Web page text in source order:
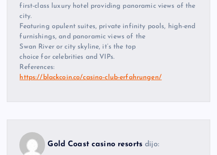
first-class luxury hotel providing panoramic views of the
city.
Featuring opulent suites, private infinity pools, high-end
furnishings, and panoramic views of the
Swan River or city skyline, it’s the top
choice for celebrities and VIPs.
References:
https://blackcoin.co/casino-club-erfahrungen/
Gold Coast casino resorts dijo: